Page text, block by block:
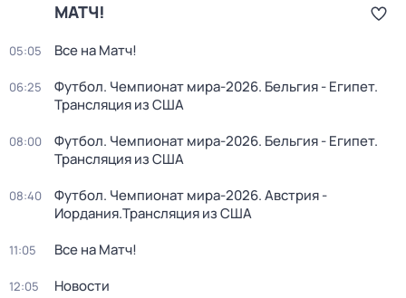
МАТЧ!
05:05 Все на Матч!
06:25
Футбол. Чемпионат мира-2026. Бельгия - Египет.
Трансляция из США
08:00
Футбол. Чемпионат мира-2026. Бельгия - Египет.
Трансляция из США
08:40
Футбол. Чемпионат мира-2026. Австрия -
Иордания.Трансляция из США
11:05 Все на Матч!
12:05 Новости